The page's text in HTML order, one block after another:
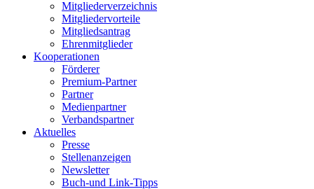
Mitgliederverzeichnis
Mitgliedervorteile
Mitgliedsantrag
Ehrenmitglieder
Kooperationen
Förderer
Premium-Partner
Partner
Medienpartner
Verbandspartner
Aktuelles
Presse
Stellenanzeigen
Newsletter
Buch-und Link-Tipps